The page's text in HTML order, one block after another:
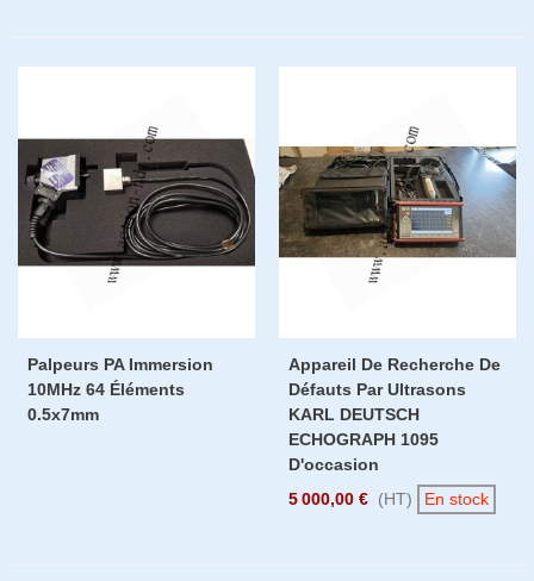
Palpeurs PA Immersion
10MHz 64 Éléments
0.5x7mm
Appareil De Recherche De
Défauts Par Ultrasons
KARL DEUTSCH
ECHOGRAPH 1095
D'occasion
5 000,00 € (HT) En stock